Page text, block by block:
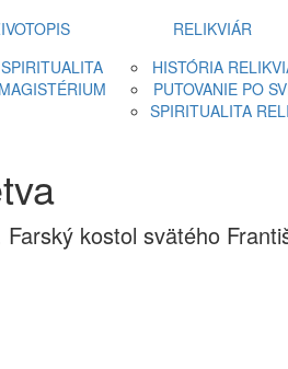
SPIRITUALITA
MAGISTÉRIUM
RELIKVIÁR
HISTÓRIA
PUTOVANIE PO
SPIRITUALITA
Farský kostol svätého